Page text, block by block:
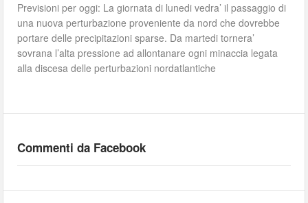
Previsioni per oggi: La giornata di lunedi vedra’ il passaggio di
una nuova perturbazione proveniente da nord che dovrebbe
portare delle precipitazioni sparse. Da martedi tornera’
sovrana l’alta pressione ad allontanare ogni minaccia legata
alla discesa delle perturbazioni nordatlantiche
Commenti da Facebook